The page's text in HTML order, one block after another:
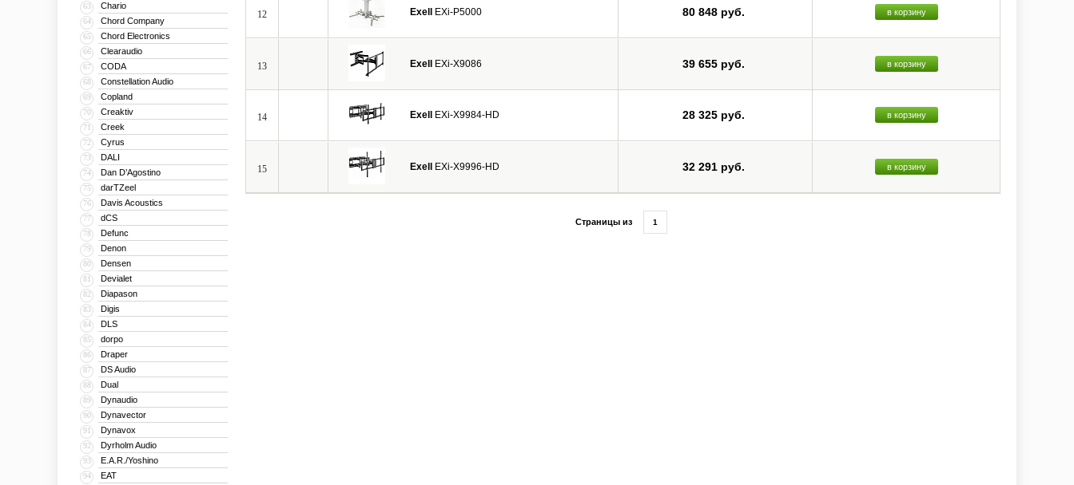
63 Chario
64 Chord Company
65 Chord Electronics
66 Clearaudio
67 CODA
68 Constellation Audio
69 Copland
70 Creaktiv
71 Creek
72 Cyrus
73 DALI
74 Dan D’Agostino
75 darTZeel
76 Davis Acoustics
77 dCS
78 Defunc
79 Denon
80 Densen
81 Devialet
82 Diapason
83 Digis
84 DLS
85 dorpo
86 Draper
87 DS Audio
88 Dual
89 Dynaudio
90 Dynavector
91 Dynavox
92 Dyrholm Audio
93 E.A.R./Yoshino
94 EAT
12 Exell EXi-P5000 80 848 руб. в корзину
13 Exell EXi-X9086 39 655 руб. в корзину
14 Exell EXi-X9984-HD 28 325 руб. в корзину
15 Exell EXi-X9996-HD 32 291 руб. в корзину
Страницы из 1